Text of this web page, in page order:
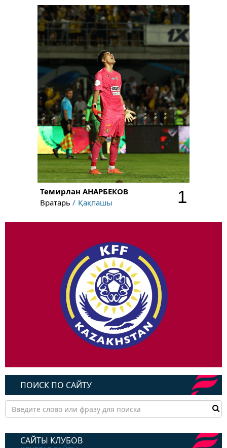
Темирлан АНАРБЕКОВ
Вратарь
Қақпашы 1
ПОИСК ПО САЙТУ
САЙТЫ КЛУБОВ